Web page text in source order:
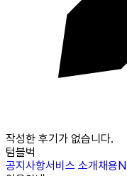
작성한 후기가 없습니다.
텀블벅
공지사항서비스 소개채용N